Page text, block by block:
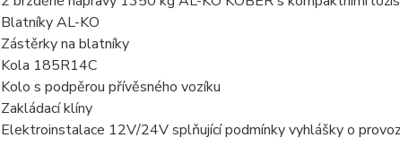
Blatníky AL-KO
Zástěrky na blatníky
Kola 185R14C
Kolo s podpěrou přívěsného vozíku
Zakládací klíny
Elektroinstalace 12V/24V splňující podmínky vyhlášky o